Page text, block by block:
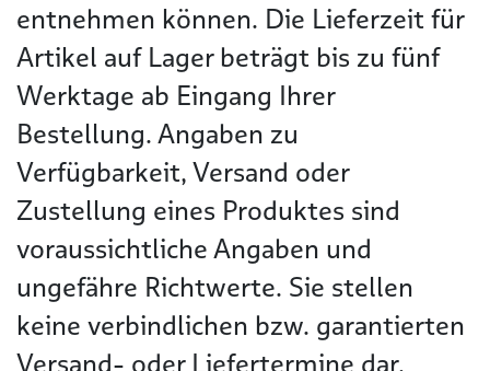
entnehmen können. Die Lieferzeit für
Artikel auf Lager beträgt bis zu fünf
Werktage ab Eingang Ihrer
Bestellung. Angaben zu
Verfügbarkeit, Versand oder
Zustellung eines Produktes sind
voraussichtliche Angaben und
ungefähre Richtwerte. Sie stellen
keine verbindlichen bzw. garantierten